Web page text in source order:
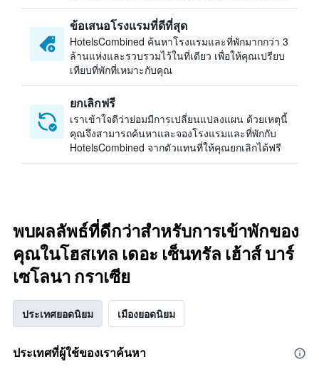
ข้อเสนอโรงแรมที่ดีที่สุด
HotelsCombined ค้นหาโรงแรมและที่พักมากกว่า 3
ล้านแห่งและรวบรวมไว้ในที่เดียว เพื่อให้คุณเปรียบ
เทียบที่พักที่เหมาะกับคุณ
ยกเลิกฟรี
เราเข้าใจดีว่าย่อมมีการเปลี่ยนแปลงแผน ด้วยเหตุนี้
คุณจึงสามารถค้นหาและจองโรงแรมและที่พักกับ
HotelsCombined จากตัวแทนที่ให้คุณยกเลิกได้ฟรี
พบผลลัพธ์ที่ดีกว่าสำหรับการเข้าพักของ
คุณในโฮสเทล เดอะ เซ็นทรัล เฮ้าส์ บาร์
เซโลนา กราเซีย
ประเทศยอดนิยม เมืองยอดนิยม
ประเทศที่ผู้ใช้ของเราค้นหา